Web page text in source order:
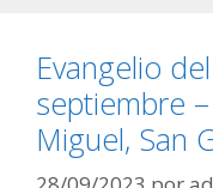
Evangelio
septiembre
Miguel, San